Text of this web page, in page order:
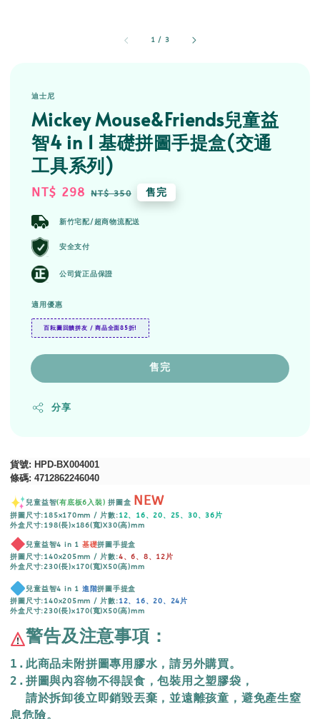
1 / 3
迪士尼
Mickey Mouse&Friends兒童益
智4 in 1 基礎拼圖手提盒(交通
工具系列)
Sale
NT$ 298 Regular
NT$ 350 售完
新竹宅配/超商物流配送
安全支付
公司貨正品保證
適用優惠
百耘圖回饋拼友 / 商品全面85折!
售完
分享
貨號: HPD-BX004001
條碼:4712862246040
兒童益智(有底板6入裝)拼圖盒 NEW
拼圖尺寸:185x170mm / 片數:12、16、20、25、30、36片
外盒尺寸:198(長)x186(寬)X30(高)mm
兒童益智4 in 1 基礎拼圖手提盒
拼圖尺寸:140x205mm / 片數:4、6、8、12片
外盒尺寸:230(長)x170(寬)X50(高)mm
兒童益智4 in 1 進階拼圖手提盒
拼圖尺寸:140x205mm / 片數:12、16、20、24片
外盒尺寸:230(長)x170(寬)X50(高)mm
警告及注意事項：
1.此商品未附拼圖專用膠水，請另外購買。
2.拼圖與內容物不得誤食，包裝用之塑膠袋，
息危險。